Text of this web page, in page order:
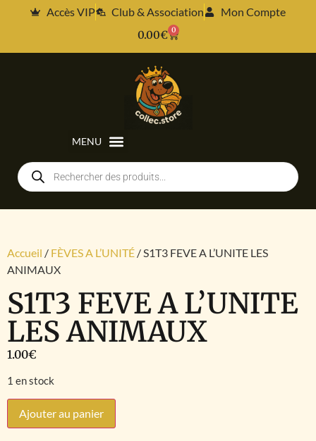
Accès VIP Club & Association
Mon Compte
0.00€ 0
Accueil / FÈVES A L’UNITÉ / S1T3 FEVE A L’UNITE LES
ANIMAUX
S1T3 FEVE A L’UNITE
LES ANIMAUX
1.00€
1 en stock
Ajouter au panier